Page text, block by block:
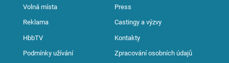
Volná místa Press
Reklama Castingy a výzvy
HbbTV Kontakty
Podmínky užívání Zpracování osobních údajů